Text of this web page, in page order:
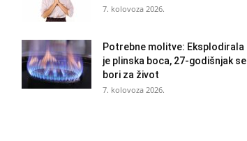
7. kolovoza 2026.
Potrebne molitve: Eksplodirala
je plinska boca, 27-godišnjak se
bori za život
7. kolovoza 2026.